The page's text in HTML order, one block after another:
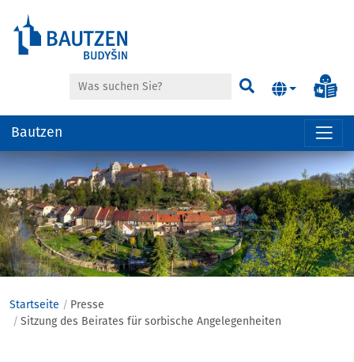
der
anspringen
Suche Suchen
Bautzen
Startseite
Presse
Sitzung des Beirates für sorbische Angelegenheiten